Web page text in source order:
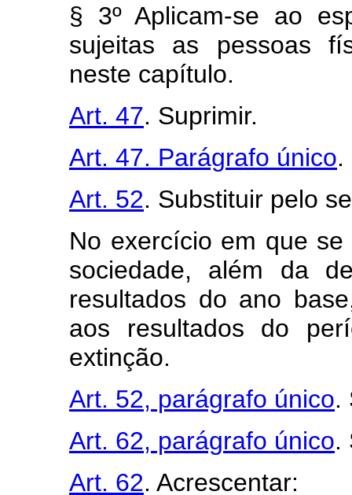
§ 3º Aplicam-se ao
sujeitas as pessoas
neste capítulo.
Art. 47. Suprimir.
Art. 47. Parágrafo único.
Art. 52. Substituir pelo
No exercício em que
sociedade, além da
resultados do ano
aos resultados do
extinção.
Art. 52, parágrafo único.
Art. 62, parágrafo único.
Art. 62. Acrescentar: